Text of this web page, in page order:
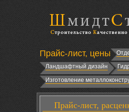
Прайс-лист, цены
Ландшафтный дизайн
Изготовление
Прайс-лист,